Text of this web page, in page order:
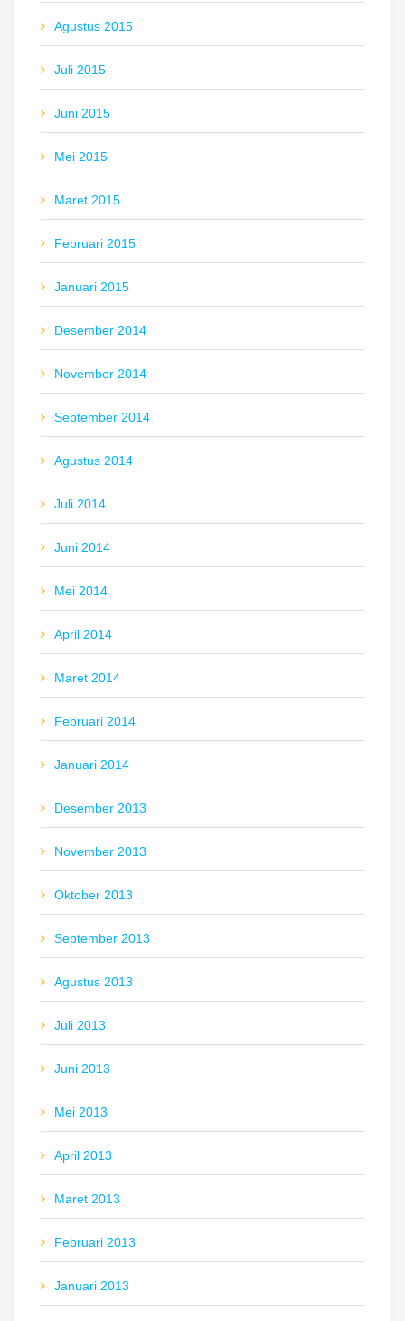
Agustus 2015
Juli 2015
Juni 2015
Mei 2015
Maret 2015
Februari 2015
Januari 2015
Desember 2014
November 2014
September 2014
Agustus 2014
Juli 2014
Juni 2014
Mei 2014
April 2014
Maret 2014
Februari 2014
Januari 2014
Desember 2013
November 2013
Oktober 2013
September 2013
Agustus 2013
Juli 2013
Juni 2013
Mei 2013
April 2013
Maret 2013
Februari 2013
Januari 2013